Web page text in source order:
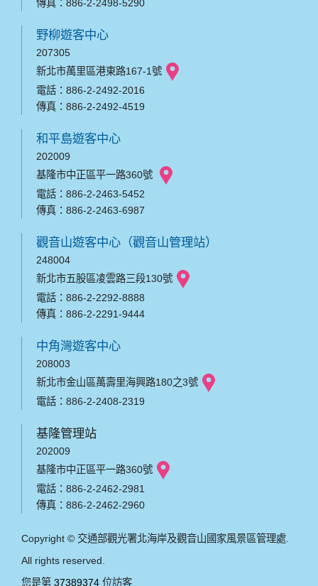
傳真：886-2-2498-5290
野柳遊客中心
207305
新北市萬里區港東路167-1號
電話：886-2-2492-2016
傳真：886-2-2492-4519
和平島遊客中心
202009
基隆市中正區平一路360號
電話：886-2-2463-5452
傳真：886-2-2463-6987
觀音山遊客中心（觀音山管理站）
248004
新北市五股區凌雲路三段130號
電話：886-2-2292-8888
傳真：886-2-2291-9444
中角灣遊客中心
208003
新北市金山區萬壽里海興路180之3號
電話：886-2-2408-2319
基隆管理站
202009
基隆市中正區平一路360號
電話：886-2-2462-2981
傳真：886-2-2462-2960
Copyright © 交通部觀光署北海岸及觀音山國家風景區管理處.
All rights reserved.
您是第 37389374 位訪客